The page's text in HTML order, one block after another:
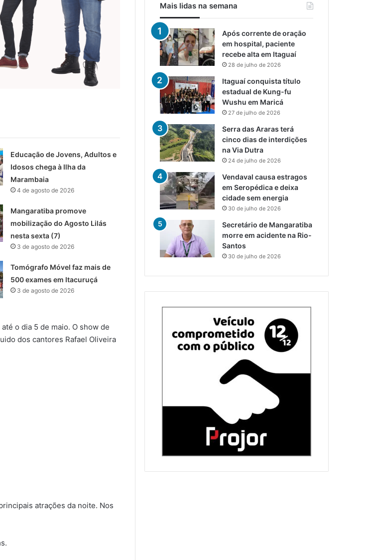
Educação de Jovens, Adultos e
Idosos chega à Ilha da
Marambaia
4 de agosto de 2026
Mangaratiba promove
mobilização do Agosto Lilás
nesta sexta (7)
3 de agosto de 2026
Tomógrafo Móvel faz mais de
500 exames em Itacuruçá
3 de agosto de 2026
o dia 5 de maio. O show de
dos cantores Rafael Oliveira
atrações da noite. Nos
Mais lidas na semana
Após corrente de oração
em hospital, paciente
recebe alta em Itaguaí
28 de julho de 2026
Itaguaí conquista título
estadual de Kung-fu
Wushu em Maricá
27 de julho de 2026
Serra das Araras terá
cinco dias de interdições
na Via Dutra
24 de julho de 2026
Vendaval causa estragos
em Seropédica e deixa
cidade sem energia
30 de julho de 2026
Secretário de Mangaratiba
morre em acidente na Rio-
Santos
30 de julho de 2026